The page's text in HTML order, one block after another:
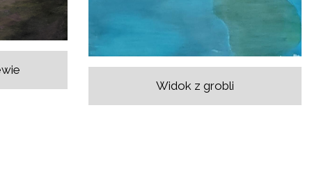
Widok z grobli